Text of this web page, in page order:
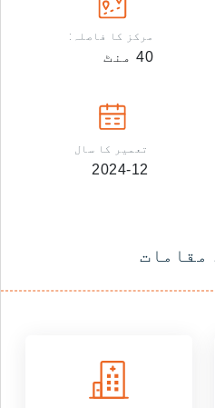
مرکز کا فاصلہ:
40 منٹ
تعمیر کا سال
2024-12
مقامات